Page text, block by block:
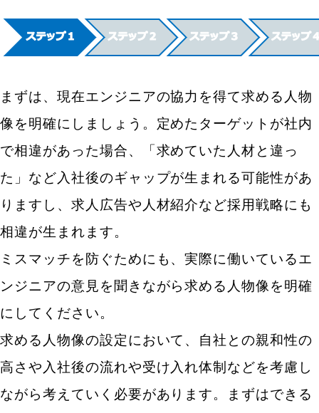
ル出来る強みを考える
市場・顧客（Customer）分析で確認しておきたい項
競合（Competitor）分析で確認しておきたい項目例
自社（Company）分析で確認しておきたい項目例
～ステップ４～優秀なエンジニアに選んでもらえる求
人広告・求人票・自社サイトで公開していく
エンジニアにアピールできる自社の魅力をしっかり
開発環境を具体的に記載する
～ステップ５～優秀なエンジニアとの接点を出来るだ
採用サイトや求人広告に出稿をして接点を作る
ダイレクトリクルーティングを活用する
リファラル(社員の友人や知人などからの紹介)を活
まずは、現在エンジニアの協力を得て求める人物
像を明確にしましょう。定めたターゲットが社内
で相違があった場合、「求めていた人材と違っ
た」など入社後のギャップが生まれる可能性があ
りますし、求人広告や人材紹介など採用戦略にも
相違が生まれます。
ミスマッチを防ぐためにも、実際に働いているエ
ンジニアの意見を聞きながら求める人物像を明確
にしてください。
求める人物像の設定において、自社との親和性の
高さや入社後の流れや受け入れ体制などを考慮し
ながら考えていく必要があります。まずはできる